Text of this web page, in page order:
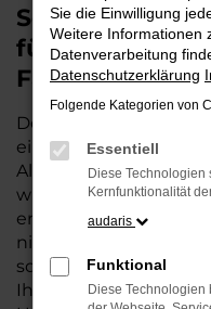
Seat
für Syke –
Fahrspaß
Der Seat ist die
ein zuverlässiges und
Als Ihr Seat Autohaus
wir mit unserem
erstklassigem Service
nicht nur eine breite
sondern auch
Ihre Bedürfnisse
Sie die Einwilligung
Weitere Informationen
Datenverarbeitung
Datenschutzerklärung
Folgende Kategorien von
Essentiell
Diese Technologien
Kernfunktionalität
audaris
Funktional
Diese